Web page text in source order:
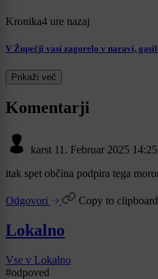
Kronika4 ure nazaj
V Župečji vasi zagorelo v naravi,
Prikaži več
Komentarji
karst 11. Februar 2025 14:25
itak spet občina podpira tega
Odgovori Copy to clipboard
Lokalno
Vse v Lokalno
#odpoved